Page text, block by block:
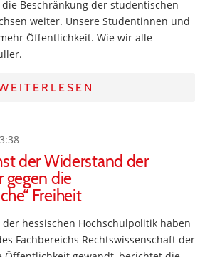
Beschränkung der studentischen
weiter. Unsere Studentinnen und
Öffentlichkeit. Wie wir alle
der Widerstand der
gegen die
Freiheit
hessischen Hochschulpolitik haben
Fachbereichs Rechtswissenschaft der